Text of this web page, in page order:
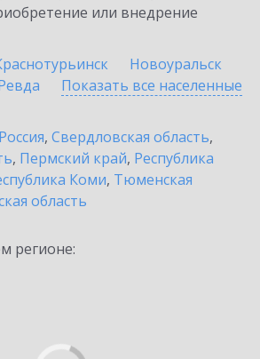
или внедрение
Новоуральск
Показать все населенные
Россия, Свердловская область,
, Пермский край, Республика
Коми, Тюменская
область
регионе: